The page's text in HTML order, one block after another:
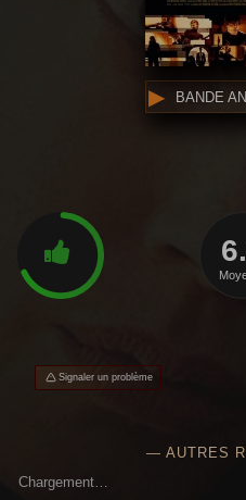
BANDE
Signaler un problème
— AUTRES
Chargement…